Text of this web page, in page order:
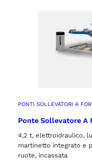
PONTI SOLLEVATORI A
Ponte Sollevatore A
4,2 t, elettroidraulico,
martinetto integrato e
ruote, incassata